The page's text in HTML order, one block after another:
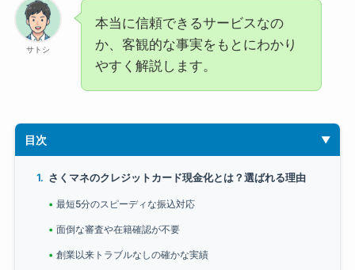
サトシ
本当に信頼できるサービスなの
か、客観的な事実をもとにわかり
やすく解説します。
目次
さくマネのクレジットカード現金化とは？選ばれる理由
最短5分のスピーディな振込対応
面倒な審査や在籍確認が不要
創業以来トラブルなしの確かな実績